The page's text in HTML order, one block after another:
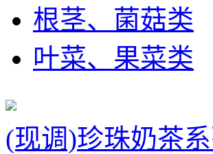
根茎、菌菇类
叶菜、果菜类
(现调)珍珠奶茶系